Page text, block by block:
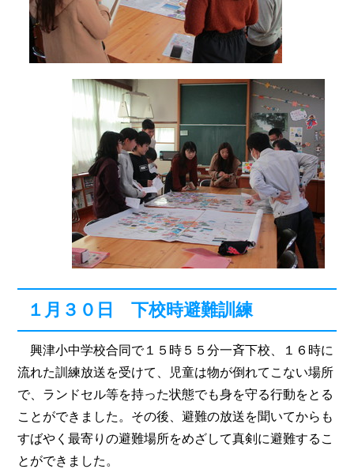
１月３０日 下校時避難訓練
興津小中学校合同で１５時５５分一斉下校、１６時に
流れた訓練放送を受けて、児童は物が倒れてこない場所
で、ランドセル等を持った状態でも身を守る行動をとる
ことができました。その後、避難の放送を聞いてからも
すばやく最寄りの避難場所をめざして真剣に避難するこ
とができました。